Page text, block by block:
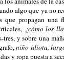
algo que ya no
que propagan
¿cómo los
tres, y sobre una
niño idiota,
y ropa puesta a